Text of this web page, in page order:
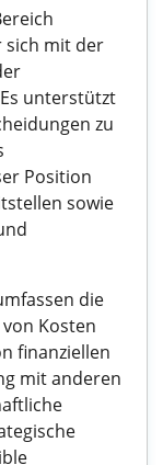
sich mit der
unterstützt
zu
Position
sowie
die
Kosten
finanziellen
mit anderen